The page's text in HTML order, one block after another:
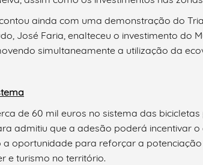
ainda com uma demonstração do
José Faria, enalteceu o investimento do
simultaneamente a utilização da
de 60 mil euros no sistema das
admitiu que a adesão poderá incentivar
a oportunidade para reforçar a
e turismo no território.